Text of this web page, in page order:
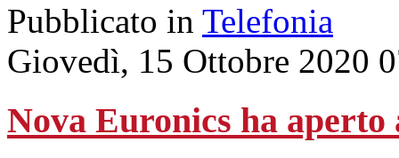
Pubblicato in Telefonia
Giovedì, 15 Ottobre 2020
Nova Euronics ha